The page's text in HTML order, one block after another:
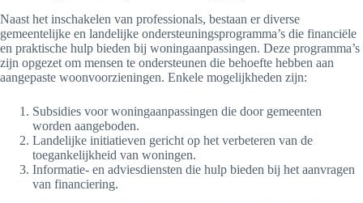
Naast het inschakelen van professionals, bestaan er diverse
gemeentelijke en landelijke ondersteuningsprogramma’s die financiële
en praktische hulp bieden bij woningaanpassingen. Deze programma’s
zijn opgezet om mensen te ondersteunen die behoefte hebben aan
aangepaste woonvoorzieningen. Enkele mogelijkheden zijn:
Subsidies voor woningaanpassingen die door gemeenten
worden aangeboden.
Landelijke initiatieven gericht op het verbeteren van de
toegankelijkheid van woningen.
Informatie- en adviesdiensten die hulp bieden bij het aanvragen
van financiering.